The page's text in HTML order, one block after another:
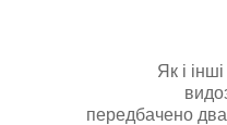
Як і
передбачено два